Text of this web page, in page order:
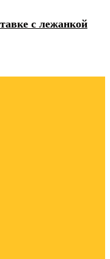
с лежанкой